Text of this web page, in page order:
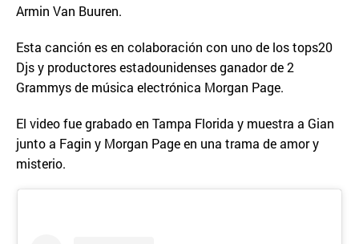
Armin Van Buuren.
Esta canción es en colaboración con uno de los tops20
Djs y productores estadounidenses ganador de 2
Grammys de música electrónica Morgan Page.
El video fue grabado en Tampa Florida y muestra a Gian
junto a Fagin y Morgan Page en una trama de amor y
misterio.